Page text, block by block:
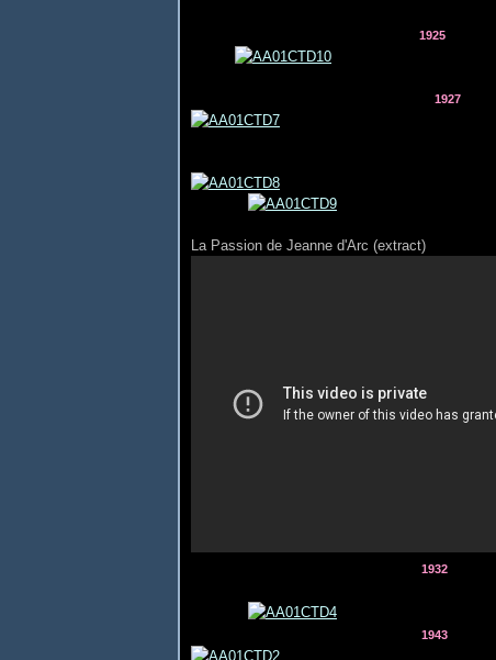
1925
1927
La Passion de Jeanne d'Arc (extract)
1932
1943